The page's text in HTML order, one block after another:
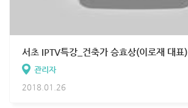
서초 IPTV특강_건축가 승효상(이로재 대표)
관리자
2018.01.26